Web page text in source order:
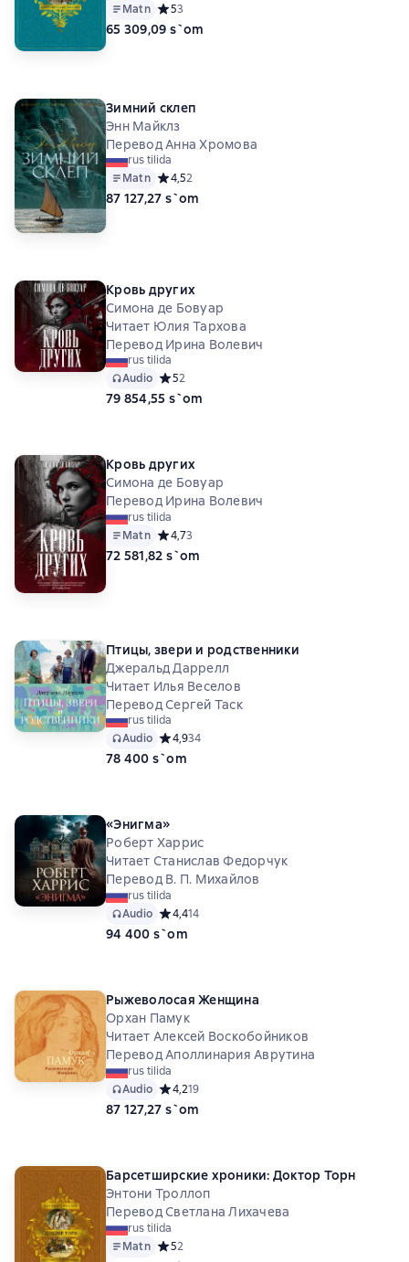
Matn Средний рейтинг 5 на основе 3 оценок
53
65 309,09 s`om
Зимний склеп
Энн Майклз
Перевод Анна Хромова
rus tilida
Matn Средний рейтинг 4,5 на основе 2 оценок
4,52
87 127,27 s`om
Кровь других
Симона де Бовуар
Читает Юлия Тархова
Перевод Ирина Волевич
rus tilida
Audio Средний рейтинг 5 на основе 2 оценок
52
79 854,55 s`om
Кровь других
Симона де Бовуар
Перевод Ирина Волевич
rus tilida
Matn Средний рейтинг 4,7 на основе 3 оценок
4,73
72 581,82 s`om
Птицы, звери и родственники
Джеральд Даррелл
Читает Илья Веселов
Перевод Сергей Таск
rus tilida
Audio Средний рейтинг 4,9 на основе 34 оценок
4,934
78 400 s`om
«Энигма»
Роберт Харрис
Читает Станислав Федорчук
Перевод В. П. Михайлов
rus tilida
Audio Средний рейтинг 4,4 на основе 14 оценок
4,414
94 400 s`om
Рыжеволосая Женщина
Орхан Памук
Читает Алексей Воскобойников
Перевод Аполлинария Аврутина
rus tilida
Audio Средний рейтинг 4,2 на основе 19 оценок
4,219
87 127,27 s`om
Барсетширские хроники: Доктор Торн
Энтони Троллоп
Перевод Светлана Лихачева
rus tilida
Matn Средний рейтинг 5 на основе 2 оценок
52